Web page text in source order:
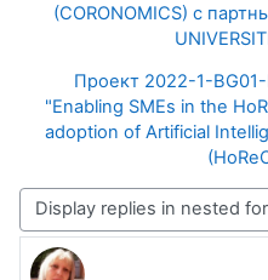
(CORONOMICS) с
Проект 2022-1-
"Enabling SMEs in the
adoption of Artificial
Display mode